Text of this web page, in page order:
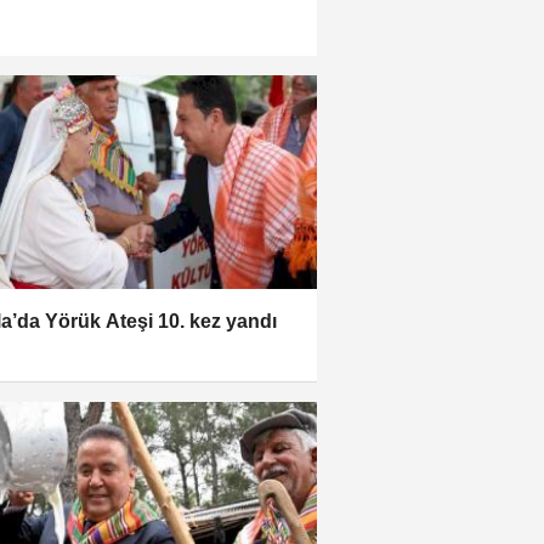
Yörük Ateşi 10. kez yandı